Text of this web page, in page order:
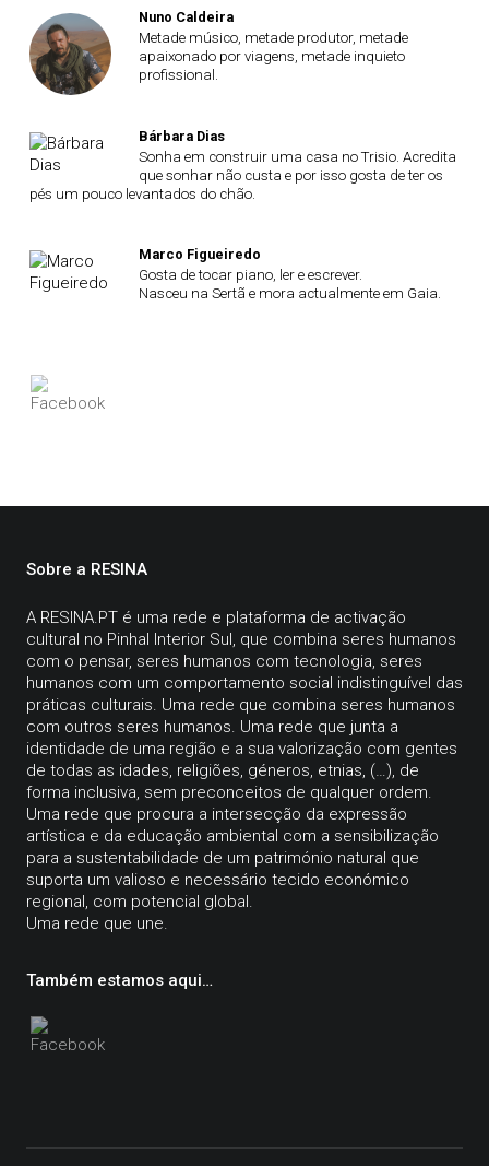
Nuno Caldeira
Metade músico, metade produtor, metade
apaixonado por viagens, metade inquieto
profissional.
Bárbara Dias
Sonha em construir uma casa no Trisio. Acredita
que sonhar não custa e por isso gosta de ter os
pés um pouco levantados do chão.
Marco Figueiredo
Gosta de tocar piano, ler e escrever.
Nasceu na Sertã e mora actualmente em Gaia.
Sobre a RESINA
A RESINA.PT é uma rede e plataforma de activação
cultural no Pinhal Interior Sul, que combina seres humanos
com o pensar, seres humanos com tecnologia, seres
humanos com um comportamento social indistinguível das
práticas culturais. Uma rede que combina seres humanos
com outros seres humanos. Uma rede que junta a
identidade de uma região e a sua valorização com gentes
de todas as idades, religiões, géneros, etnias, (…), de
forma inclusiva, sem preconceitos de qualquer ordem.
Uma rede que procura a intersecção da expressão
artística e da educação ambiental com a sensibilização
para a sustentabilidade de um património natural que
suporta um valioso e necessário tecido económico
regional, com potencial global.
Uma rede que une.
Também estamos aqui…